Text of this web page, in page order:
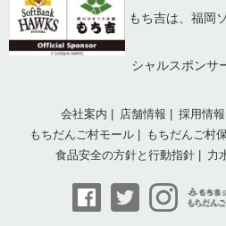
もち吉は、福岡
シャルスポンサ
会社案内 店舗情報 採用情報
もちだんご村モール
もちだんご村
食品安全の方針と行動指針
力